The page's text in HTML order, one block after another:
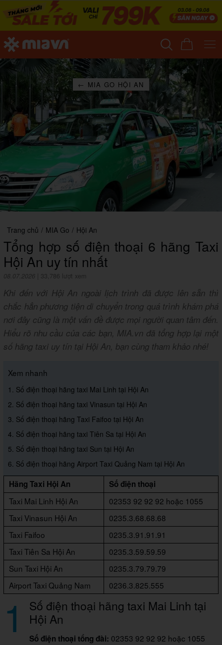
← MIA GO HỘI AN
Trang chủ / MIA Go / Hội An
Tổng hợp số điện thoại 6 hãng Taxi
Hội An uy tín nhất
08.07.2026 33,786 lượt xem
Khi đến với Hội An ngoài lịch trình đã được lên sẵn thì
chắc hẳn phương tiện di chuyển trong quá trình khám phá
nơi đây cũng là một vấn đề được mọi người quan tâm đến.
Hiểu rõ nhu cầu của các bạn, MIA.vn đã tổng hợp lại một
số hãng taxi uy tín tại Hội An, bạn cùng tham khảo nhé!
Xem nhanh
1. Số điện thoại hãng taxi Mai Linh tại Hội An
2. Số điện thoại hãng taxi Vinasun tại Hội An
3. Số điện thoại hãng Taxi Faifoo tại Hội An
4. Số điện thoại hãng taxi Tiên Sa tại Hội An
5. Số điện thoại hãng taxi Sun tại Hội An
6. Số điện thoại hãng Airport Taxi Quảng Nam tại Hội An
Hãng Taxi Hội An
Số điện thoại
Taxi Mai Linh Hội An
02353 92 92 92 hoặc 1055
Taxi Vinasun Hội An
0235.3.68.68.68
Taxi Faifoo
0235.3.91.91.91
Taxi Tiên Sa Hội An
0235.3.59.59.59
Sun Taxi Hội An
0235.3.79.79.79
Airport Taxi Quảng Nam
0236.3.825.555
1 Số điện thoại hãng taxi Mai Linh tại
Hội An
Số điện thoại tổng đài: 02353 92 92 92 hoặc 1055